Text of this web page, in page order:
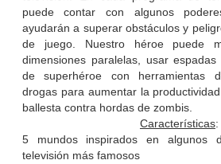
puede contar con algunos
ayudarán a superar obstáculos y
de juego. Nuestro héroe puede
dimensiones paralelas, usar
de superhéroe con herramientas
drogas para aumentar la
ballesta contra hordas de zombis.
Características:
5 mundos inspirados en algunos
televisión más famosos